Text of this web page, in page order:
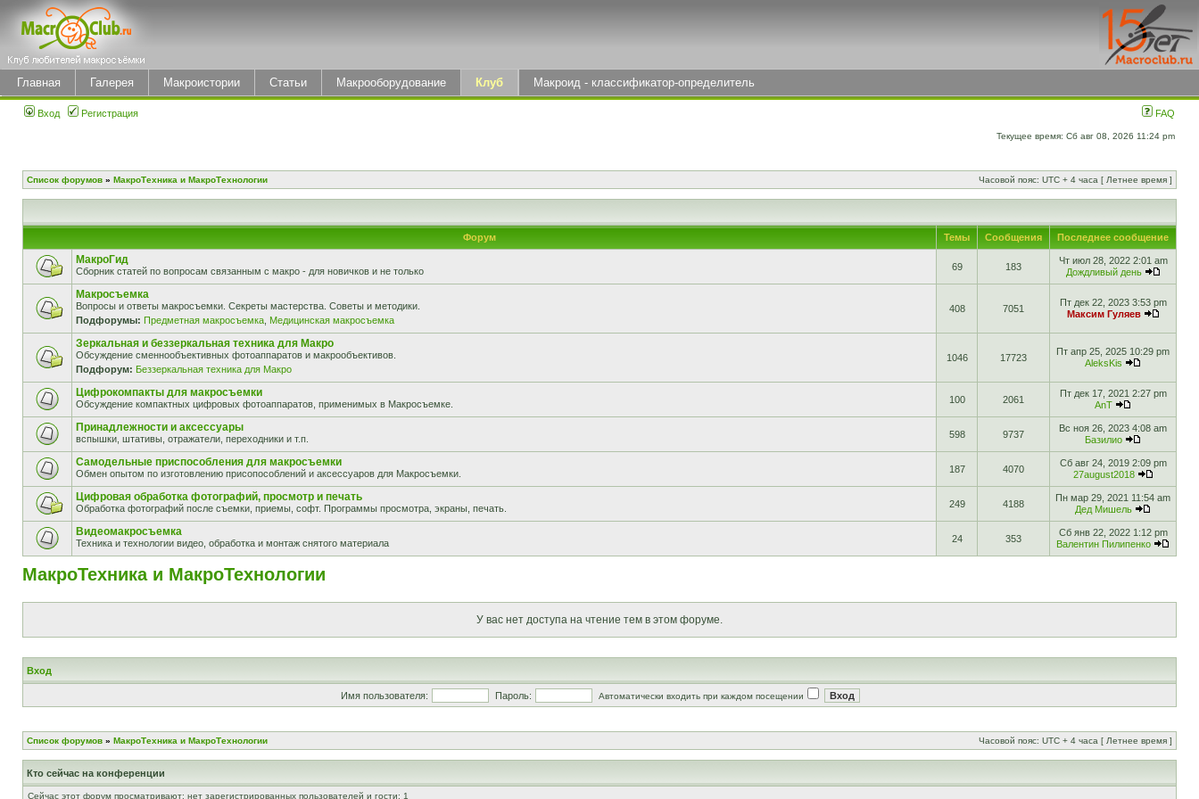
Главная Галерея Макроистории Статьи Макрооборудование Клуб Макроид - классификатор-определитель
Вход Регистрация FAQ
Текущее время: Сб авг 08, 2026 11:24 pm
Список форумов » МакроТехника и МакроТехнологии Часовой пояс: UTC + 4 часа [ Летнее время ]
Форум Темы Сообщения Последнее сообщение
МакроГид
Сборник статей по вопросам связанным с макро - для новичков и не только 69 183
Чт июл 28, 2022 2:01 am
Дождливый день
Макросъемка
Вопросы и ответы макросъемки. Секреты мастерства. Советы и методики.
Подфорумы: Предметная макросъемка Медицинская макросъемка
408 7051
Пт дек 22, 2023 3:53 pm
Максим Гуляев
Зеркальная и беззеркальная техника для Макро
Обсуждение сменнообъективных фотоаппаратов и макрообъективов.
Подфорум: Беззеркальная техника для Макро
1046 17723
Пт апр 25, 2025 10:29 pm
AleksKis
Цифрокомпакты для макросъемки
Обсуждение компактных цифровых фотоаппаратов, применимых в Макросъемке. 100 2061
Пт дек 17, 2021 2:27 pm
AnT
Принадлежности и аксессуары
вспышки, штативы, отражатели, переходники и т.п. 598 9737
Вс ноя 26, 2023 4:08 am
Базилио
Самодельные приспособления для макросъемки
Обмен опытом по изготовлению присопособлений и аксессуаров для Макросъемки. 187 4070
Сб авг 24, 2019 2:09 pm
27august2018
Цифровая обработка фотографий, просмотр и печать
Обработка фотографий после съемки, приемы, софт. Программы просмотра, экраны, печать. 249 4188
Пн мар 29, 2021 11:54 am
Дед Мишель
Видеомакросъемка
Техника и технологии видео, обработка и монтаж снятого материала 24 353
Сб янв 22, 2022 1:12 pm
Валентин Пилипенко
МакроТехника и МакроТехнологии
У вас нет доступа на чтение тем в этом форуме.
Вход
Имя пользователя: Пароль: Автоматически входить при каждом посещении
Список форумов » МакроТехника и МакроТехнологии Часовой пояс: UTC + 4 часа [ Летнее время ]
Кто сейчас на конференции
Сейчас этот форум просматривают: нет зарегистрированных пользователей и гости: 1